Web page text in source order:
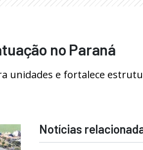
no Paraná
unidades e fortalece
Notícias